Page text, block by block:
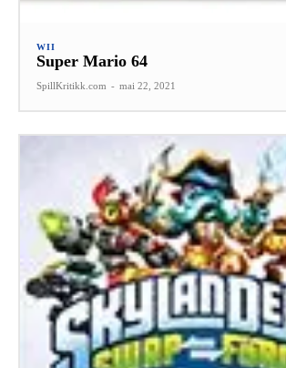
WII
Super Mario 64
SpillKritikk.com - mai 22, 2021